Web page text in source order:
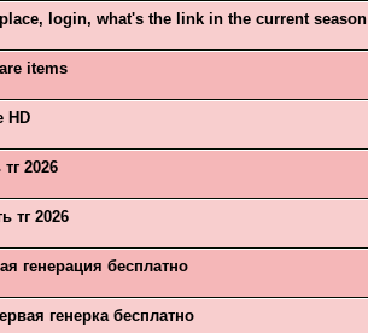
login, what's the link in the current season
items
HD
2026
тг 2026
генерация бесплатно
генерка бесплатно